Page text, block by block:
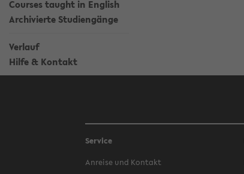
Courses taught in English
Archivierte Studiengänge
Verlauf
Hilfe & Kontakt
Service
Anreise und Kontakt